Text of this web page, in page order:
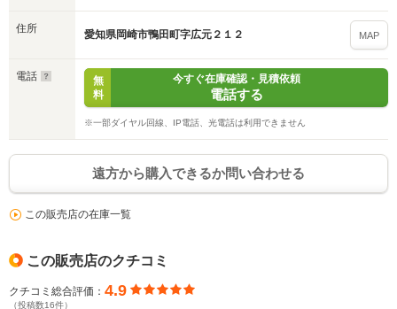
住所 愛知県岡崎市鴨田町字広元２１２ MAP
電話
無
料
今すぐ在庫確認・見積依頼
電話する
※一部ダイヤル回線、IP電話、光電話は利用できません
遠方から購入できるか問い合わせる
この販売店の在庫一覧
この販売店のクチコミ
クチコミ総合評価： 4.9
（投稿数16件）